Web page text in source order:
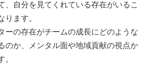
、自分を見てくれている存在がいるこ
ります。
ーの存在がチームの成長にどのような
のか、メンタル面や地域貢献の視点か
。